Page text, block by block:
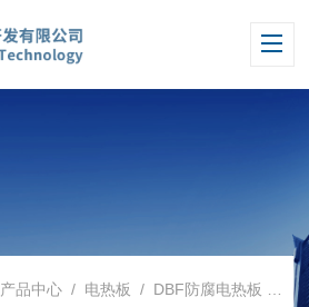
产品中心 / 电热板 / DBF防腐电热板